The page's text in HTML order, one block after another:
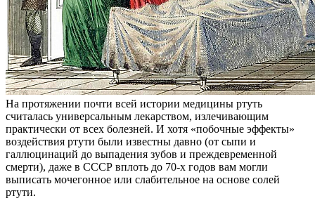
На протяжении почти всей истории медицины ртуть
считалась универсальным лекарством, излечивающим
практически от всех болезней. И хотя «побочные эффекты»
воздействия ртути были известны давно (от сыпи и
галлюцинаций до выпадения зубов и преждевременной
смерти), даже в СССР вплоть до 70-х годов вам могли
выписать мочегонное или слабительное на основе солей
ртути.